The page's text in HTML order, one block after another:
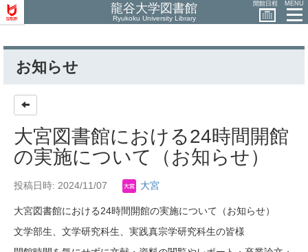
龍谷大学図書館
Ryukoku University Library
開館日程 MENU
お知らせ
大宮図書館における24時間開館
の実施について（お知らせ）
投稿日時: 2024/11/07 大宮
大宮図書館における24時間開館の実施について（お知らせ）
文学部生、文学研究科生、実践真宗学研究科生の皆様